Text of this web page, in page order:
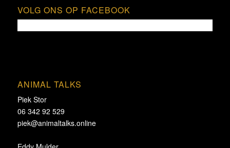
VOLG ONS OP FACEBOOK
ANIMAL TALKS
Piek Stor
06 342 92 529
piek@animaltalks.online